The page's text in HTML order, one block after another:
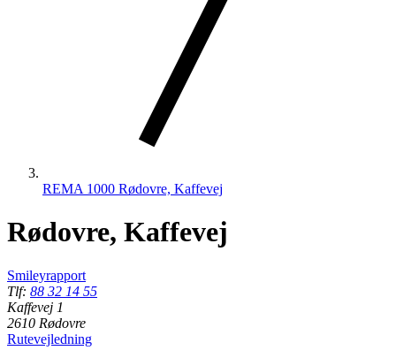
REMA 1000 Rødovre, Kaffevej
Rødovre, Kaffevej
Smileyrapport
Tlf: 88 32 14 55
Kaffevej 1
2610 Rødovre
Rutevejledning